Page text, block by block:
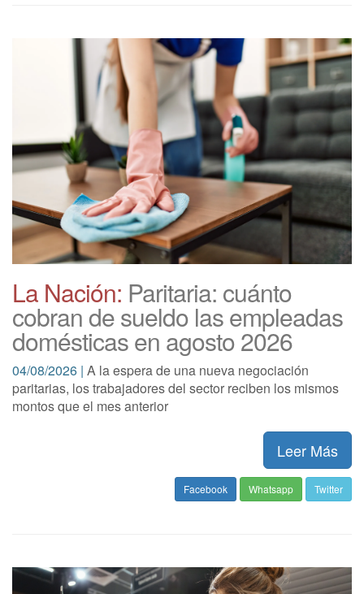
La Nación: Paritaria: cuánto
cobran de sueldo las empleadas
domésticas en agosto 2026
04/08/2026 | A la espera de una nueva negociación
paritarias, los trabajadores del sector reciben los mismos
montos que el mes anterior
Leer Más
Facebook Whatsapp Twitter